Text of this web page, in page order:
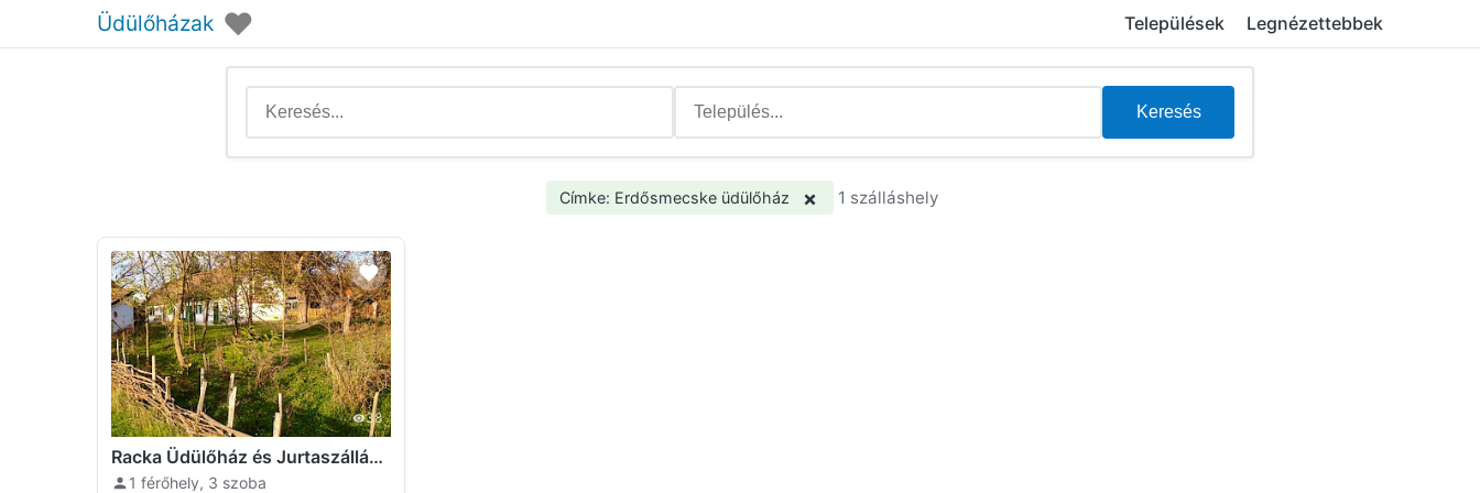
Üdülőházak ♥ Települések Legnézettebbek
Keresés
Címke: Erdősmecske üdülőház × 1 szálláshely
38
Racka Üdülőház és Jurtaszállás Erdősmecske
1 férőhely, 3 szoba